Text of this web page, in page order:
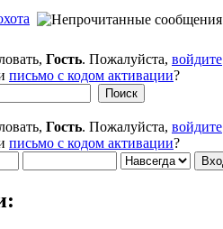
Гость. Пожалуйста, войдите
письмо с кодом активации?
Гость. Пожалуйста, войдите
письмо с кодом активации?